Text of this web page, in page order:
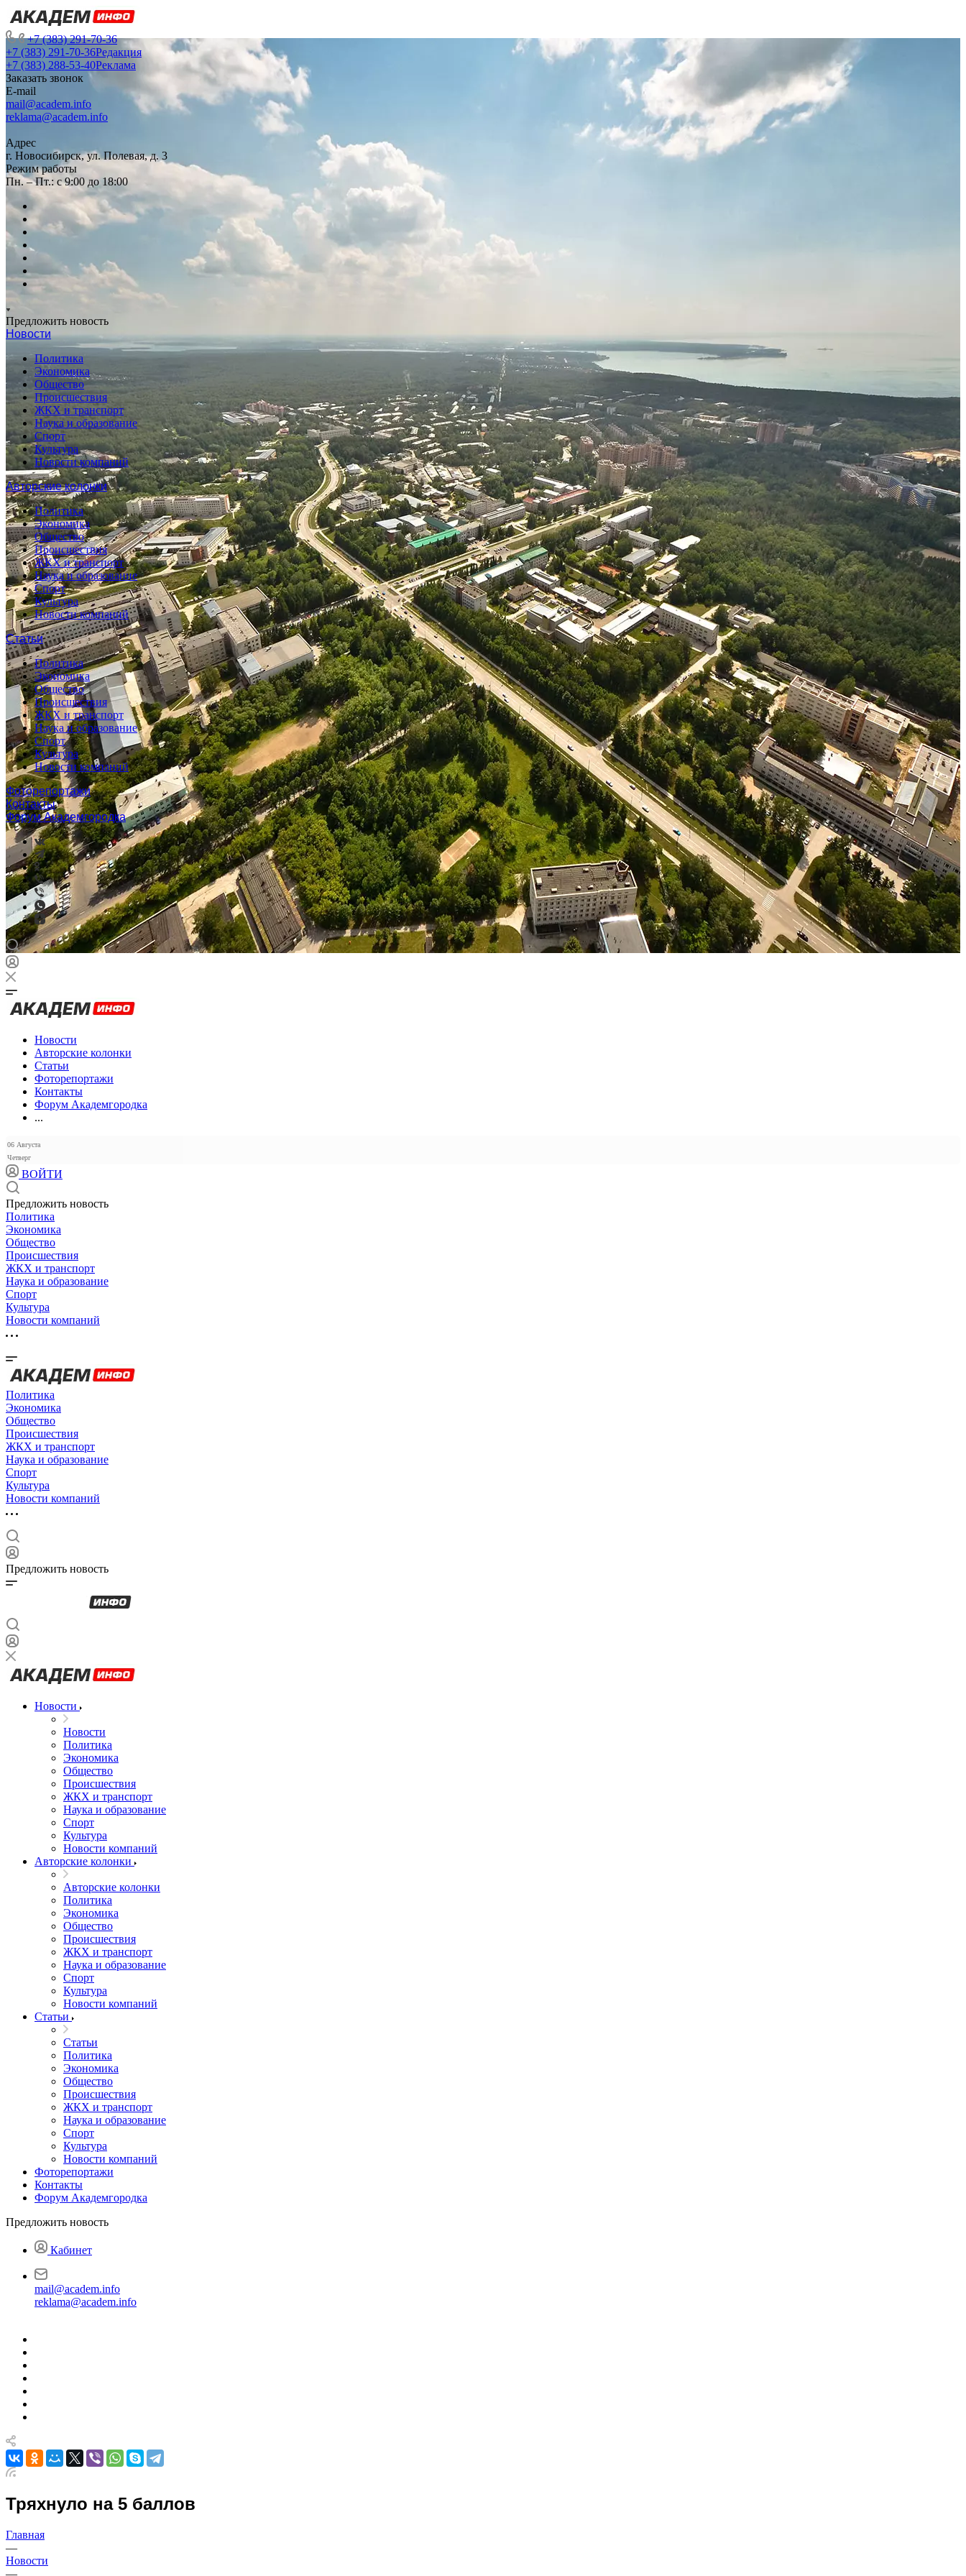
+7 (383) 291-70-36
+7 (383) 291-70-36Редакция
+7 (383) 288-53-40Реклама
Заказать звонок
E-mail
mail@academ.info
reklama@academ.info
Адрес
г. Новосибирск, ул. Полевая, д. 3
Режим работы
Пн. – Пт.: с 9:00 до 18:00
Предложить новость
Новости
Политика
Экономика
Общество
Происшествия
ЖКХ и транспорт
Наука и образование
Спорт
Культура
Новости компаний
Авторские колонки
Политика
Экономика
Общество
Происшествия
ЖКХ и транспорт
Наука и образование
Спорт
Культура
Новости компаний
Статьи
Политика
Экономика
Общество
Происшествия
ЖКХ и транспорт
Наука и образование
Спорт
Культура
Новости компаний
Фоторепортажи
Контакты
Форум Академгородка
Новости
Авторские колонки
Статьи
Фоторепортажи
Контакты
Форум Академгородка
...
06 Августа
Четверг
ВОЙТИ
Предложить новость
Политика
Экономика
Общество
Происшествия
ЖКХ и транспорт
Наука и образование
Спорт
Культура
Новости компаний
Политика
Экономика
Общество
Происшествия
ЖКХ и транспорт
Наука и образование
Спорт
Культура
Новости компаний
Предложить новость
Новости
Новости
Политика
Экономика
Общество
Происшествия
ЖКХ и транспорт
Наука и образование
Спорт
Культура
Новости компаний
Авторские колонки
Авторские колонки
Политика
Экономика
Общество
Происшествия
ЖКХ и транспорт
Наука и образование
Спорт
Культура
Новости компаний
Статьи
Статьи
Политика
Экономика
Общество
Происшествия
ЖКХ и транспорт
Наука и образование
Спорт
Культура
Новости компаний
Фоторепортажи
Контакты
Форум Академгородка
Предложить новость
Кабинет
mail@academ.info
reklama@academ.info
Тряхнуло на 5 баллов
Главная
—
Новости
—